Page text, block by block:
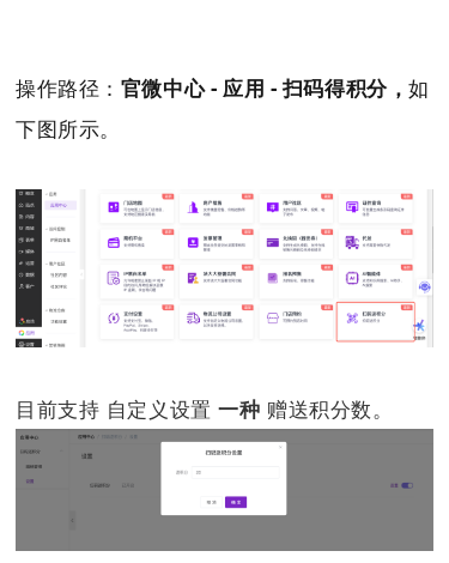
操作路径： 官微中心 - 应用 - 扫码得积分，如
下图所示。
目前支持 自定义设置 一种 赠送积分数。